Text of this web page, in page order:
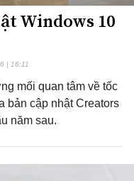
Windows 10
| 16:11
mối quan tâm về tốc
bản cập nhật Creators
năm sau.